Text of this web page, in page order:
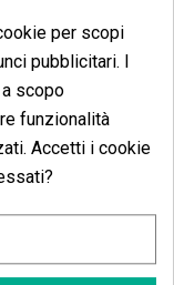
decorativo e
si assume
di
per scopi
pubblicitari. I
scopo
funzionalità
Accetti i cookie